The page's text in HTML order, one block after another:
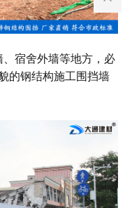
、宿舍外墙等地方，必
的钢结构施工围挡墙